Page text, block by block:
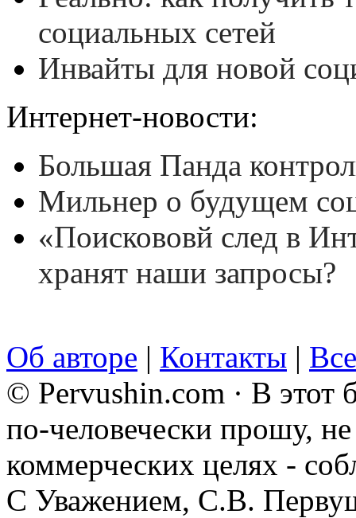
социальных сетей
Инвайты для новой
Интернет-новости:
Большая Панда
Мильнер о будущем
«Поискововй след в
хранят наши запросы?
Об авторе | Контакты |
© Pervushin.com · В этот
по-человечески прошу,
коммерческих целях -
С Уважением, С.В.